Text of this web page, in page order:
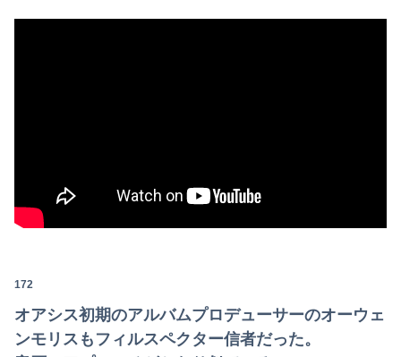
172
オアシス初期のアルバムプロデューサーのオーウェ
ンモリスもフィルスペクター信者だった。